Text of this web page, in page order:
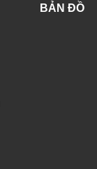
BẢN ĐỒ